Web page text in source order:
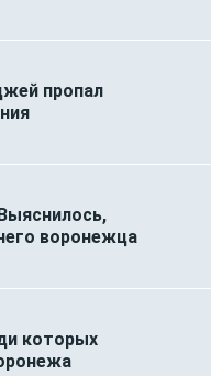
пропал
воронежца
которых